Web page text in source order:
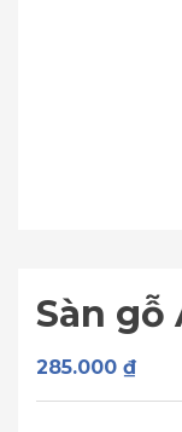
Sàn gỗ
285.000 ₫